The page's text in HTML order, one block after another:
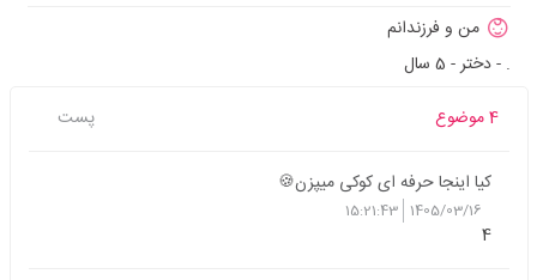
من و فرزندانم
. - دختر - 5 سال
4 موضوع
پست
کیا اینجا حرفه ای کوکی میپزن🍪
1405/03/16
15:21:43
4